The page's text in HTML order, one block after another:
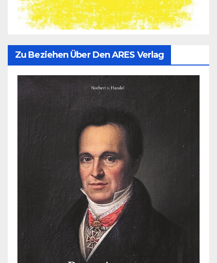
Zu Beziehen Über Den ARES Verlag